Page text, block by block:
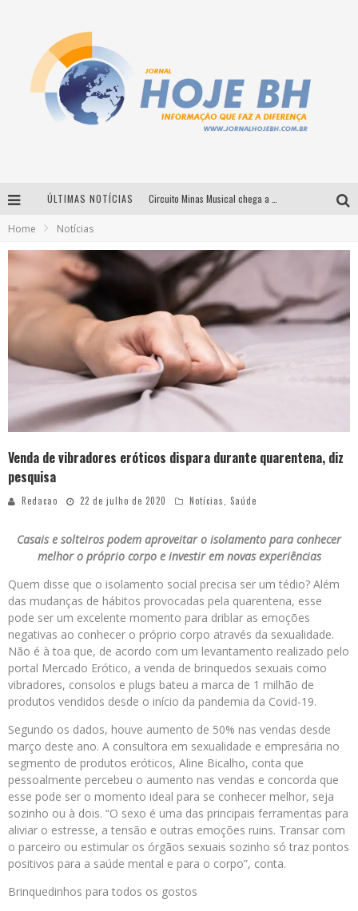
ÚLTIMAS NOTÍCIAS
Milton Guedes traz turnê “Milton Canta Lulu” a Belo Horizonte
Home Notícias
Venda de vibradores eróticos dispara durante quarentena, diz
pesquisa
Redacao 22 de julho de 2020 Notícias, Saúde
Casais e solteiros podem aproveitar o isolamento para conhecer
melhor o próprio corpo e investir em novas experiências
Quem disse que o isolamento social precisa ser um tédio? Além
das mudanças de hábitos provocadas pela quarentena, esse
pode ser um excelente momento para driblar as emoções
negativas ao conhecer o próprio corpo através da sexualidade.
Não é à toa que, de acordo com um levantamento realizado pelo
portal Mercado Erótico, a venda de brinquedos sexuais como
vibradores, consolos e plugs bateu a marca de 1 milhão de
produtos vendidos desde o início da pandemia da Covid-19.
Segundo os dados, houve aumento de 50% nas vendas desde
março deste ano. A consultora em sexualidade e empresária no
segmento de produtos eróticos, Aline Bicalho, conta que
pessoalmente percebeu o aumento nas vendas e concorda que
esse pode ser o momento ideal para se conhecer melhor, seja
sozinho ou à dois. “O sexo é uma das principais ferramentas para
aliviar o estresse, a tensão e outras emoções ruins. Transar com
o parceiro ou estimular os órgãos sexuais sozinho só traz pontos
positivos para a saúde mental e para o corpo”, conta.
Brinquedinhos para todos os gostos